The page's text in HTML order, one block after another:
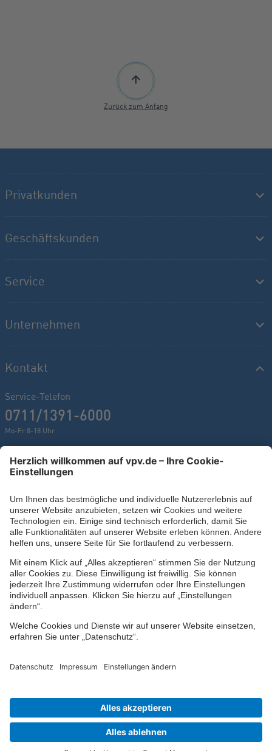
Zurück zum Anfang
Privatkunden
Geschäftskunden
Service
Unternehmen
Kontakt
Service-Telefon
0711/1391-6000
Mo-Fr 8-18 Uhr
Kontaktformular
Impressum
Cookie-Einstellungen
Barrierefreiheit
Übersicht
© 2024-2026 VPV Versicherungen